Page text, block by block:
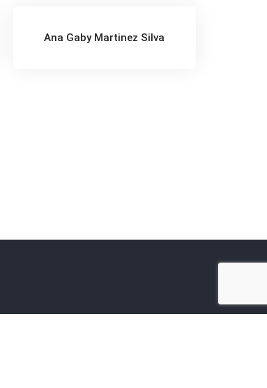
Ana Gaby Martinez Silva